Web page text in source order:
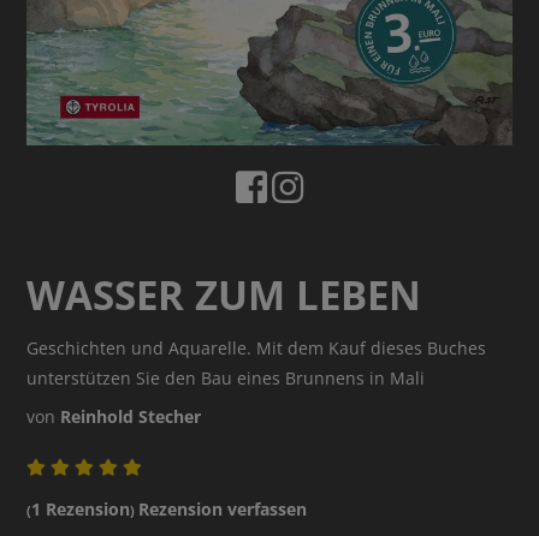
WASSER ZUM LEBEN
Geschichten und Aquarelle. Mit dem Kauf dieses Buches
unterstützen Sie den Bau eines Brunnens in Mali
von Reinhold Stecher
(1 Rezension) Rezension verfassen